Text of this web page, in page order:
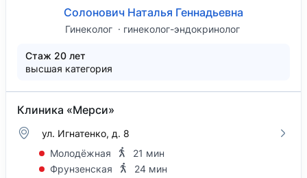
Солонович Наталья Геннадьевна
Гинеколог гинеколог-эндокринолог
Стаж 20 лет
высшая категория
Клиника «Мерси»
ул. Игнатенко, д. 8
Молодёжная
21 мин
Фрунзенская
24 мин